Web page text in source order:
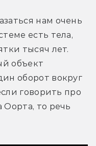
нам очень
есть тела,
тысяч лет.
объект
оборот вокруг
говорить про
Оорта, то речь